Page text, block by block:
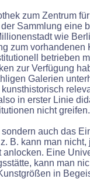
zum Zentrum
Sammlung eine
wie
zum vorhandenen
betrieben
zur Verfügung
Galerien
in erster Linie
nicht greifen.
auch das
B. kann man
Eine
kann man
in